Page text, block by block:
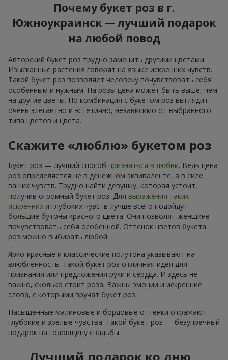
Почему букет роз в г.
Южноукраинск — лучший подарок
на любой повод
Авторский букет роз трудно заменить другими цветами.
Изысканные растения говорят на языке искренних чувств.
Такой букет роз позволяет человеку почувствовать себя
особенным и нужным. На розы цена может быть выше, чем
на другие цветы. Но комбинация с букетом роз выглядит
очень элегантно и эстетично, независимо от выбранного
типа цветов и цвета.
Скажите «люблю» букетом роз
Букет роз — лучший способ признаться в любви. Ведь цена
роз определяется не в денежном эквиваленте, а в силе
ваших чувств. Трудно найти девушку, которая устоит,
получив огромный букет роз. Для выражения таких
искренних и глубоких чувств лучше всего подойдут
большие бутоны красного цвета. Они позволят женщине
почувствовать себя особенной. Оттенок цветов букета
роз можно выбирать любой.
Ярко-красные и классические полутона указывают на
влюбленность. Такой букет роз отличная идея для
признания или предложения руки и сердца. И здесь не
важно, сколько стоит роза. Важны эмоции и искренние
слова, с которыми вручат букет роз.
Насыщенные малиновые и бордовые оттенки отражают
глубокие и зрелые чувства. Такой букет роз — безупречный
подарок на годовщину свадьбы.